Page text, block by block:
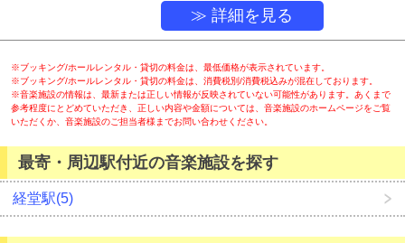
≫ 詳細を見る
※ブッキング/ホールレンタル・貸切の料金は、最低価格が表示されています。
※ブッキング/ホールレンタル・貸切の料金は、消費税別/消費税込みが混在しております。
※音楽施設の情報は、最新または正しい情報が反映されていない可能性があります。あくまで
参考程度にとどめていただき、正しい内容や金額については、音楽施設のホームページをご覧
いただくか、音楽施設のご担当者様までお問い合わせください。
最寄・周辺駅付近の音楽施設を探す
経堂駅(5)